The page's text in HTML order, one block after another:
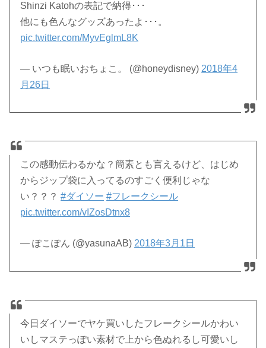
Shinzi Katohの表記で納得･･･
他にも色んなグッズあったよ･･･。
pic.twitter.com/MyvEglmL8K
— いつも眠いおちょこ。 (@honeydisney) 2018年4
月26日
この感動伝わるかな？簡素とも言えるけど、はじめ
からジップ袋に入ってるのすごく便利じゃな
い？？？#ダイソー #フレークシール
pic.twitter.com/vIZosDtnx8
— ぽこぽん (@yasunaAB) 2018年3月1日
今日ダイソーでヤケ買いしたフレークシールかわい
いしマステっぽい素材で上から色ぬれるし可愛いし